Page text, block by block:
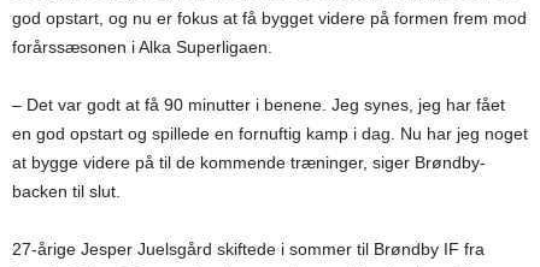
god opstart, og nu er fokus at få bygget videre på formen frem mod
forårssæsonen i Alka Superligaen.
– Det var godt at få 90 minutter i benene. Jeg synes, jeg har fået
en god opstart og spillede en fornuftig kamp i dag. Nu har jeg noget
at bygge videre på til de kommende træninger, siger Brøndby-
backen til slut.
27-årige Jesper Juelsgård skiftede i sommer til Brøndby IF fra